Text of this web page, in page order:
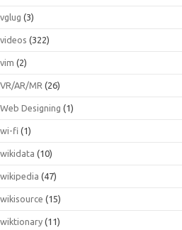
vglug (3)
videos (322)
vim (2)
VR/AR/MR (26)
Web Designing (1)
wi-fi (1)
wikidata (10)
wikipedia (47)
wikisource (15)
wiktionary (11)